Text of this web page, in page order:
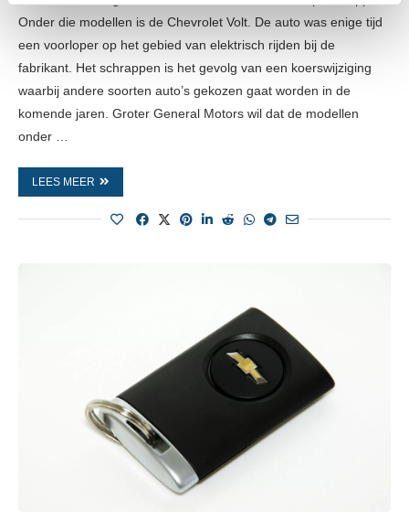
intrekken in de Cookieverklaring.
We gebruiken cookies om content en advertenties te
personaliseren, om functies voor social media te bieden
en om ons websiteverkeer te analyseren. Ook delen we
informatie over uw gebruik van onze site met onze
partners kunnen deze gegevens combineren met andere
informatie die u aan ze heeft verstrekt of die ze hebben
verzameld op basis van uw gebruik van hun services.
Onder die modellen is de Chevrolet Volt. De auto was enige tijd
een voorloper op het gebied van elektrisch rijden bij de
fabrikant. Het schrappen is het gevolg van een koerswijziging
waarbij andere soorten auto’s gekozen gaat worden in de
komende jaren. Groter General Motors wil dat de modellen
onder …
LEES MEER